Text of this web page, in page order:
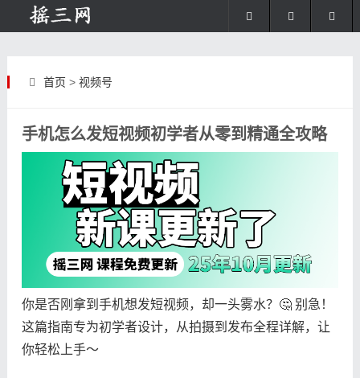
首页 > 视频号
手机怎么发短视频初学者从零到精通全攻略
你是否刚拿到手机想发短视频，却一头雾水？🤔 别急！
这篇指南专为初学者设计，从拍摄到发布全程详解，让
你轻松上手～